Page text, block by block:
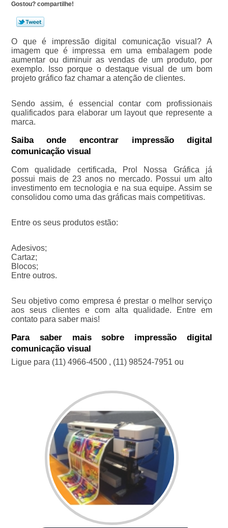
Gostou? compartilhe!
O que é impressão digital comunicação visual? A
imagem que é impressa em uma embalagem pode
aumentar ou diminuir as vendas de um produto, por
exemplo. Isso porque o destaque visual de um bom
projeto gráfico faz chamar a atenção de clientes.
Sendo assim, é essencial contar com profissionais
qualificados para elaborar um layout que represente a
marca.
Saiba onde encontrar impressão digital
comunicação visual
Com qualidade certificada, Prol Nossa Gráfica já
possui mais de 23 anos no mercado. Possui um alto
investimento em tecnologia e na sua equipe. Assim se
consolidou como uma das gráficas mais competitivas.
Entre os seus produtos estão:
Adesivos;
Cartaz;
Blocos;
Entre outros.
Seu objetivo como empresa é prestar o melhor serviço
aos seus clientes e com alta qualidade. Entre em
contato para saber mais!
Para saber mais sobre impressão digital
comunicação visual
Ligue para (11) 4966-4500, (11) 98524-7951 ou